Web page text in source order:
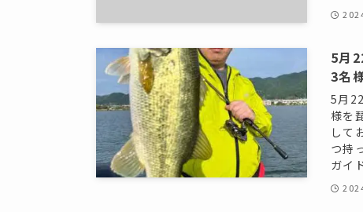
5月
3名
5月
様を
して
つ持
ガイ